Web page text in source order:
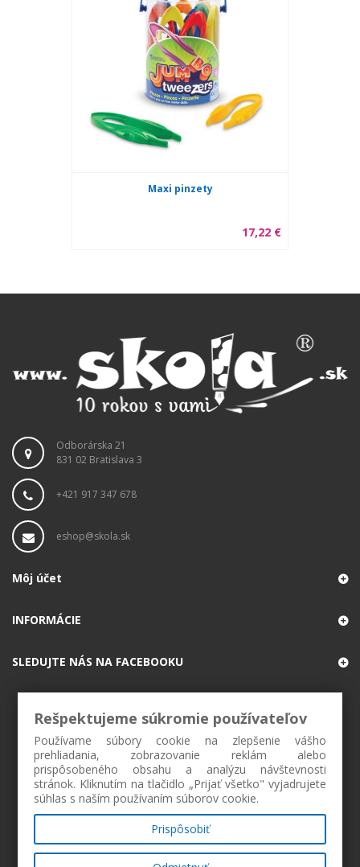
Maxi pinzety
17,22 €
Odborárska 21
831 02 Bratislava 3
+421 917 347 678
eshop@skola.sk
Môj účet
INFORMÁCIE
SLEDUJTE NÁS NA FACEBOOKU
Rešpektujeme súkromie používateľov
Používame súbory cookie na zlepšenie vášho
prehliadania, zobrazovanie reklám alebo
prispôsobeného obsahu a analýzu návštevnosti
stránok. Kliknutím na tlačidlo „Prijať všetko" vyjadrujete
súhlas s naším používaním súborov cookie.
Prispôsobiť